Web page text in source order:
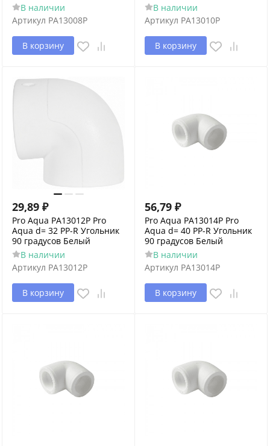
В наличии
Артикул PA13008P
В корзину
В наличии
Артикул PA13010P
В корзину
29,89 ₽
Pro Aqua PA13012P Pro
Aqua d= 32 PP-R Угольник
90 градусов Белый
В наличии
Артикул PA13012P
В корзину
56,79 ₽
Pro Aqua PA13014P Pro
Aqua d= 40 PP-R Угольник
90 градусов Белый
В наличии
Артикул PA13014P
В корзину